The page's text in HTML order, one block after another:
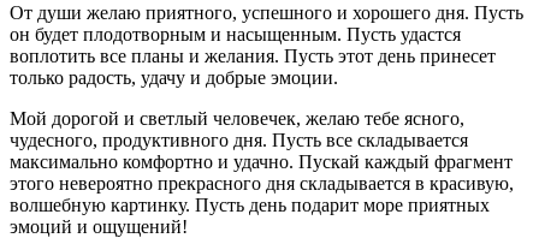
От души желаю приятного, успешного и хорошего дня. Пусть
он будет плодотворным и насыщенным. Пусть удастся
воплотить все планы и желания. Пусть этот день принесет
только радость, удачу и добрые эмоции.
Мой дорогой и светлый человечек, желаю тебе ясного,
чудесного, продуктивного дня. Пусть все складывается
максимально комфортно и удачно. Пускай каждый фрагмент
этого невероятно прекрасного дня складывается в красивую,
волшебную картинку. Пусть день подарит море приятных
эмоций и ощущений!